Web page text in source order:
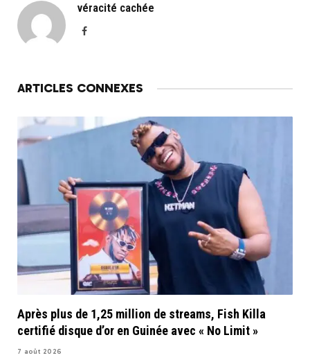
véracité cachée
Facebook
ARTICLES CONNEXES
Après plus de 1,25 million de streams, Fish Killa
certifié disque d’or en Guinée avec « No Limit »
7 août 2026